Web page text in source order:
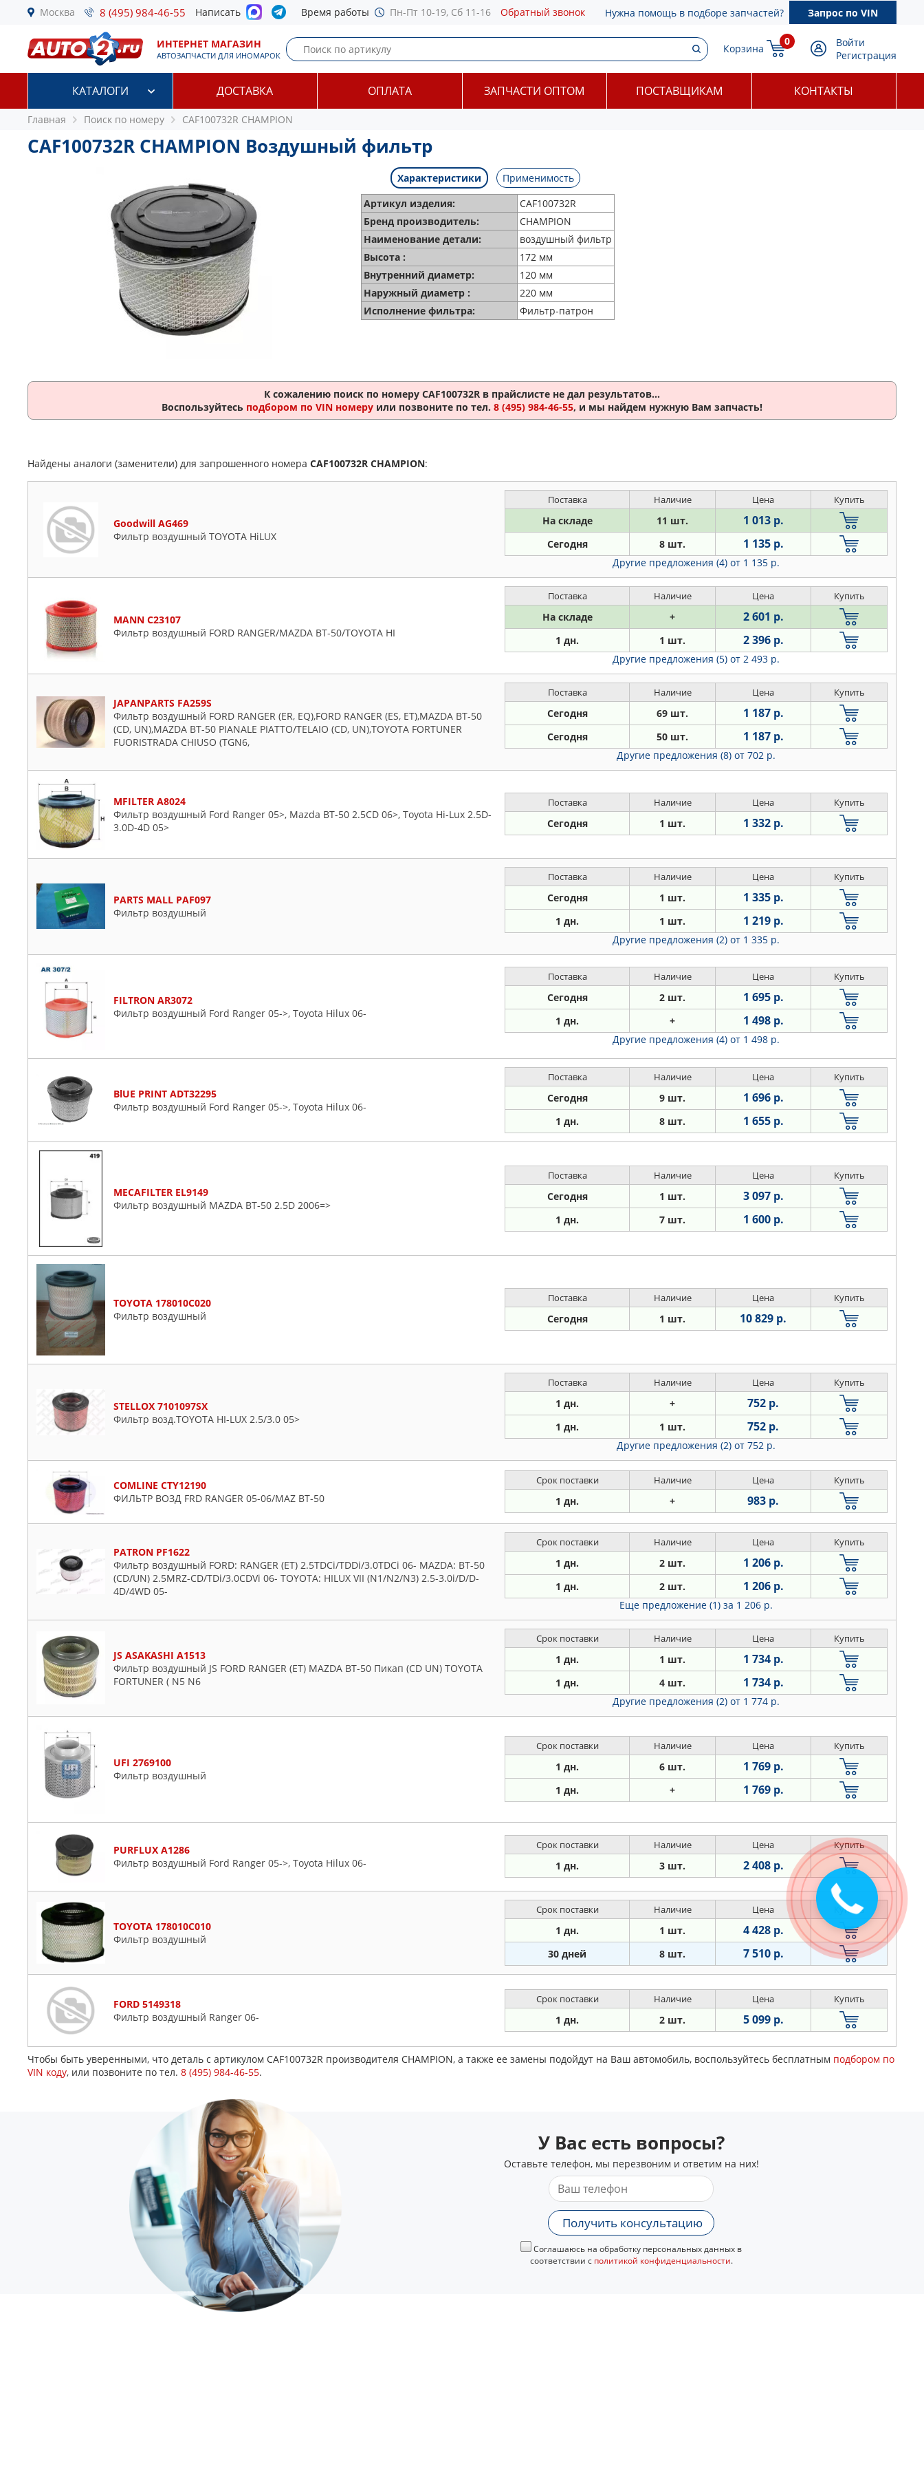
Москва 8 (495) 984-46-55 Написать Время работы Пн-Пт 10-19, Сб 11-16 Обратный звонок Нужна помощь в подборе запчастей? Запрос по VIN
ИНТЕРНЕТ МАГАЗИН
АВТОЗАПЧАСТИ ДЛЯ ИНОМАРОК
Корзина
0
Войти
Регистрация
КАТАЛОГИ ДОСТАВКА ОПЛАТА ЗАПЧАСТИ ОПТОМ ПОСТАВЩИКАМ КОНТАКТЫ
Главная Поиск по номеру CAF100732R CHAMPION
CAF100732R CHAMPION Воздушный фильтр
Характеристики
Применимость
Артикул изделия:
CAF100732R
Бренд производитель:
CHAMPION
Наименование детали:
воздушный фильтр
Высота :
172 мм
Внутренний диаметр:
120 мм
Наружный диаметр :
220 мм
Исполнение фильтра:
Фильтр-патрон
К сожалению поиск по номеру CAF100732R в прайслисте не дал результатов...
Воспользуйтесь подбором по VIN номеру или позвоните по тел. 8 (495) 984-46-55, и мы найдем нужную Вам запчасть!
Найдены аналоги (заменители) для запрошенного номера CAF100732R CHAMPION:
Goodwill AG469
Фильтр воздушный TOYOTA HiLUX
Поставка Наличие Цена Купить
На складе 11 шт. 1 013 р.
Сегодня 8 шт. 1 135 р.
Другие предложения (4) от 1 135 р.
MANN C23107
Фильтр воздушный FORD RANGER/MAZDA BT-50/TOYOTA HI
Поставка Наличие Цена Купить
На складе + 2 601 р.
1 дн. 1 шт. 2 396 р.
Другие предложения (5) от 2 493 р.
JAPANPARTS FA259S
Фильтр воздушный FORD RANGER (ER, EQ),FORD RANGER (ES, ET),MAZDA BT-50
(CD, UN),MAZDA BT-50 PIANALE PIATTO/TELAIO (CD, UN),TOYOTA FORTUNER
FUORISTRADA CHIUSO (TGN6,
Поставка Наличие Цена Купить
Сегодня 69 шт. 1 187 р.
Сегодня 50 шт. 1 187 р.
Другие предложения (8) от 702 р.
MFILTER A8024
Фильтр воздушный Ford Ranger 05>, Mazda BT-50 2.5CD 06>, Toyota Hi-Lux 2.5D-
3.0D-4D 05>
Поставка Наличие Цена Купить
Сегодня 1 шт. 1 332 р.
PARTS MALL PAF097
Фильтр воздушный
Поставка Наличие Цена Купить
Сегодня 1 шт. 1 335 р.
1 дн. 1 шт. 1 219 р.
Другие предложения (2) от 1 335 р.
FILTRON AR3072
Фильтр воздушный Ford Ranger 05->, Toyota Hilux 06-
Поставка Наличие Цена Купить
Сегодня 2 шт. 1 695 р.
1 дн. + 1 498 р.
Другие предложения (4) от 1 498 р.
BlUE PRINT ADT32295
Фильтр воздушный Ford Ranger 05->, Toyota Hilux 06-
Поставка Наличие Цена Купить
Сегодня 9 шт. 1 696 р.
1 дн. 8 шт. 1 655 р.
MECAFILTER EL9149
Фильтр воздушный MAZDA BT-50 2.5D 2006=>
Поставка Наличие Цена Купить
Сегодня 1 шт. 3 097 р.
1 дн. 7 шт. 1 600 р.
TOYOTA 178010C020
Фильтр воздушный
Поставка Наличие Цена Купить
Сегодня 1 шт. 10 829 р.
STELLOX 7101097SX
Фильтр возд.TOYOTA HI-LUX 2.5/3.0 05>
Поставка Наличие Цена Купить
1 дн. + 752 р.
1 дн. 1 шт. 752 р.
Другие предложения (2) от 752 р.
COMLINE CTY12190
ФИЛЬТР ВОЗД FRD RANGER 05-06/MAZ BT-50
Срок поставки Наличие Цена Купить
1 дн. + 983 р.
PATRON PF1622
Фильтр воздушный FORD: RANGER (ET) 2.5TDCi/TDDi/3.0TDCi 06- MAZDA: BT-50
(CD/UN) 2.5MRZ-CD/TDi/3.0CDVi 06- TOYOTA: HILUX VII (N1/N2/N3) 2.5-3.0i/D/D-
4D/4WD 05-
Срок поставки Наличие Цена Купить
1 дн. 2 шт. 1 206 р.
1 дн. 2 шт. 1 206 р.
Еще предложение (1) за 1 206 р.
JS ASAKASHI A1513
Фильтр воздушный JS FORD RANGER (ET) MAZDA BT-50 Пикап (CD UN) TOYOTA
FORTUNER ( N5 N6
Срок поставки Наличие Цена Купить
1 дн. 1 шт. 1 734 р.
1 дн. 4 шт. 1 734 р.
Другие предложения (2) от 1 774 р.
UFI 2769100
Фильтр воздушный
Срок поставки Наличие Цена Купить
1 дн. 6 шт. 1 769 р.
1 дн. + 1 769 р.
PURFLUX A1286
Фильтр воздушный Ford Ranger 05->, Toyota Hilux 06-
Срок поставки Наличие Цена Купить
1 дн. 3 шт. 2 408 р.
TOYOTA 178010C010
Фильтр воздушный
Срок поставки Наличие Цена Купить
1 дн. 1 шт. 4 428 р.
30 дней 8 шт. 7 510 р.
FORD 5149318
Фильтр воздушный Ranger 06-
Срок поставки Наличие Цена Купить
1 дн. 2 шт. 5 099 р.
Чтобы быть уверенными, что деталь с артикулом CAF100732R производителя CHAMPION, а также ее замены подойдут на Ваш автомобиль, воспользуйтесь бесплатным подбором по
VIN коду, или позвоните по тел. 8 (495) 984-46-55.
У Вас есть вопросы?
Оставьте телефон, мы перезвоним и ответим на них!
Получить консультацию
Соглашаюсь на обработку персональных данных в
соответствии с политикой конфиденциальности.